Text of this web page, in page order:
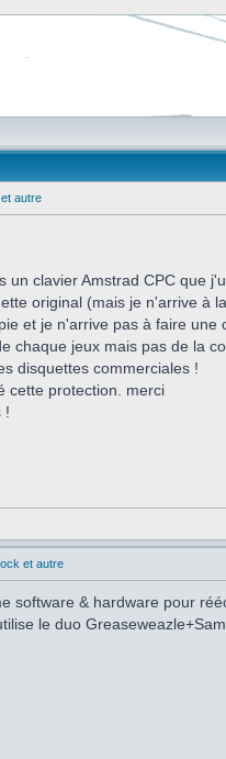
autre
un clavier Amstrad CPC que
original (mais je n'arrive à
et je n'arrive pas à faire
chaque jeux mais pas de la
disquettes commerciales !
cette protection. merci
!
et autre
software & hardware pour
le duo